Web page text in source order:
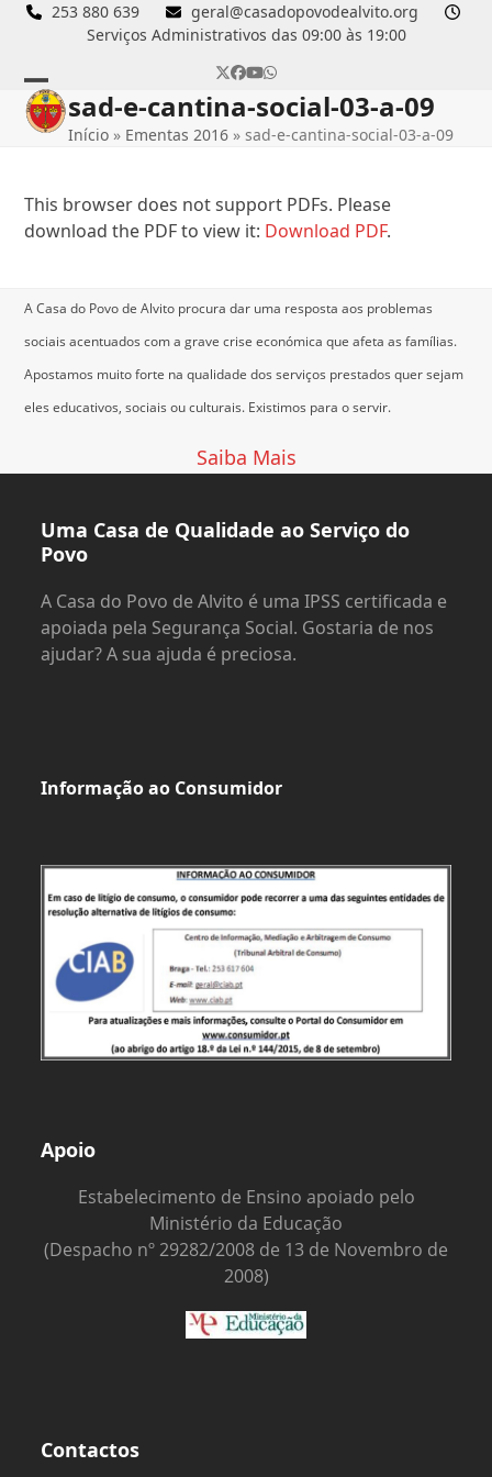
Skip
253 880 639
geral@casadopovodealvito.org
Serviços Administrativos das 09:00 às 19:00
Twitter
Facebook
YouTube
Whatsapp
Open
mobile
Close
mobile
sad-e-cantina-social-03-a-09
Início » Ementas 2016 »sad-e-cantina-social-03-a-09
This browser does not support PDFs. Please
download the PDF to view it: Download PDF.
A Casa do Povo de Alvito procura dar uma resposta aos problemas
sociais acentuados com a grave crise económica que afeta as famílias.
Apostamos muito forte na qualidade dos serviços prestados quer sejam
eles educativos, sociais ou culturais. Existimos para o servir.
Saiba Mais
Uma Casa de Qualidade ao Serviço do
Povo
A Casa do Povo de Alvito é uma IPSS certificada e
apoiada pela Segurança Social. Gostaria de nos
ajudar? A sua ajuda é preciosa.
Informação ao Consumidor
Apoio
Estabelecimento de Ensino apoiado pelo
Ministério da Educação
(Despacho nº 29282/2008 de 13 de Novembro de
2008)
Contactos